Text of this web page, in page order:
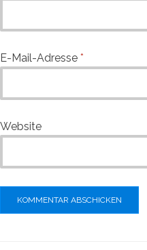
E-Mail-Adresse *
Website